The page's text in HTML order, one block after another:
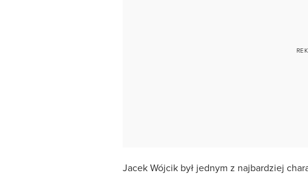
Jacek Wójcik był jednym z najbardziej